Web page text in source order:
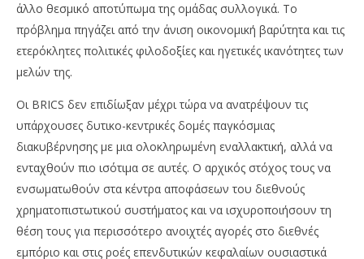
άλλο θεσμικό αποτύπωμα της ομάδας συλλογικά. Το
πρόβλημα πηγάζει από την άνιση οικονομική βαρύτητα και τις
ετερόκλητες πολιτικές φιλοδοξίες και ηγετικές ικανότητες των
μελών της.
Οι BRICS δεν επιδίωξαν μέχρι τώρα να ανατρέψουν τις
υπάρχουσες δυτικο-κεντρικές δομές παγκόσμιας
διακυβέρνησης με μια ολοκληρωμένη εναλλακτική, αλλά να
ενταχθούν πιο ισότιμα σε αυτές. Ο αρχικός στόχος τους να
ενσωματωθούν στα κέντρα αποφάσεων του διεθνούς
χρηματοπιστωτικού συστήματος και να ισχυροποιήσουν τη
θέση τους για περισσότερο ανοιχτές αγορές στο διεθνές
εμπόριο και στις ροές επενδυτικών κεφαλαίων ουσιαστικά